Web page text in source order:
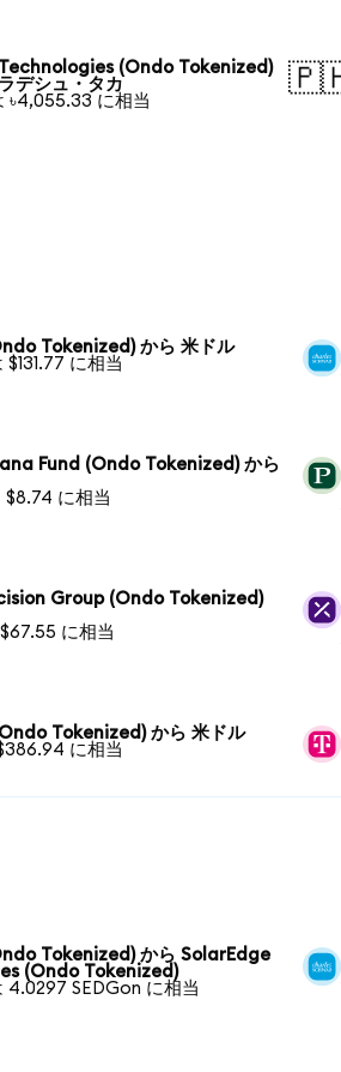
(Ondo Tokenized)
デシュ・タカ
৳4,055.33 に相当
Tokenized) から 米ドル
$131.77 に相当
Fund (Ondo Tokenized) から
$8.74 に相当
Group (Ondo Tokenized)
に相当
Tokenized) から 米ドル
に相当
Tokenized) から SolarEdge
(Ondo Tokenized)
4.0297 SEDGon に相当